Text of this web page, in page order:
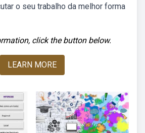
o seu trabalho da melhor forma
click the button below.
LEARN MORE